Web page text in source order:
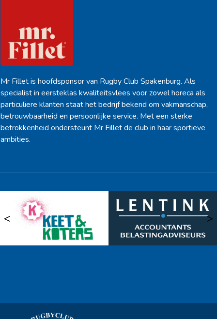
Mr Fillet is hoofdsponsor van Rugby Club Spakenburg. Als
specialist in eersteklas kwaliteitsvlees voor zowel horeca als
particuliere klanten staat het bedrijf bekend om vakmanschap,
betrouwbaarheid en persoonlijke service. Met een sterke
betrokkenheid ondersteunt Mr Fillet de club in haar sportieve
ambities.
< >